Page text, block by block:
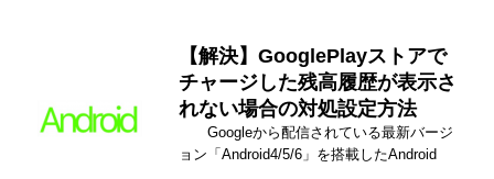
【解決】GooglePlayストアで
チャージした残高履歴が表示さ
れない場合の対処設定方法
Googleから配信されている最新バージ
ョン「Android4/5/6」を搭載したAndroid